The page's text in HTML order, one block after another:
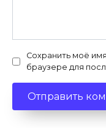
Сохранить моё
браузере для